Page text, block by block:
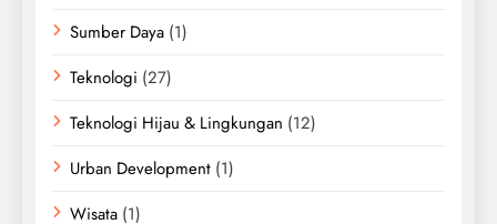
Sumber Daya (1)
Teknologi (27)
Teknologi Hijau & Lingkungan (12)
Urban Development (1)
Wisata (1)